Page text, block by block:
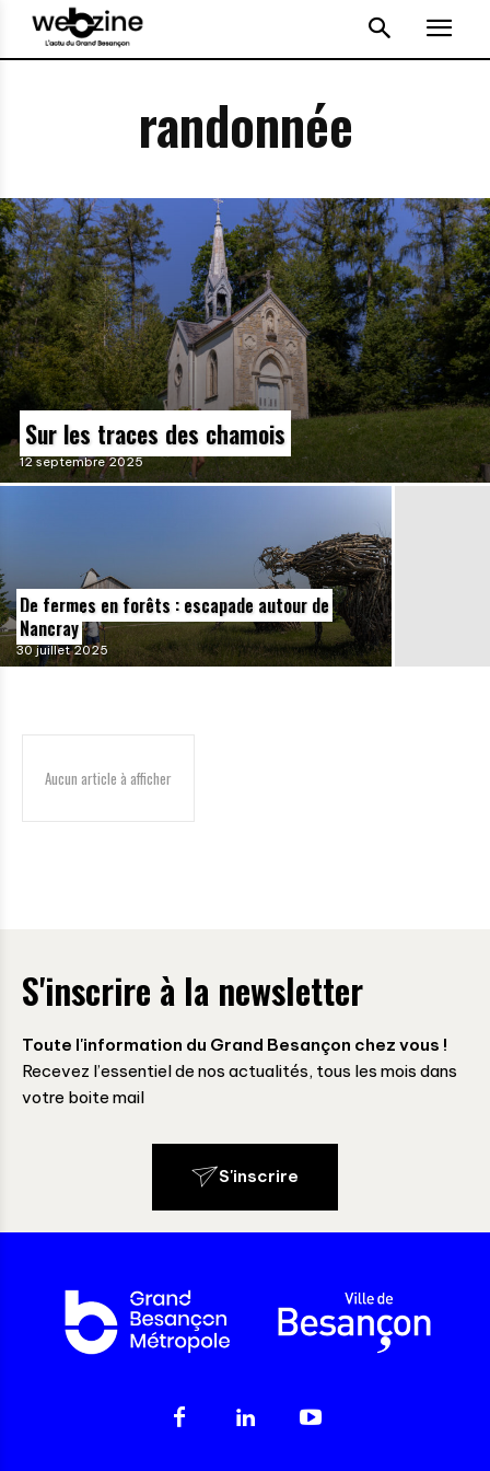
randonnée
Sur les traces des chamois
12 septembre 2025
De fermes en forêts : escapade autour de
Nancray
30 juillet 2025
Aucun article à afficher
S'inscrire à la newsletter
Toute l'information du Grand Besançon chez vous !
Recevez l’essentiel de nos actualités, tous les mois dans
votre boite mail
S'inscrire